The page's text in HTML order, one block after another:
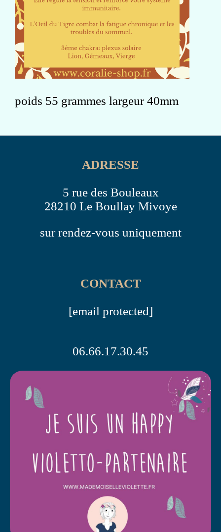
poids 55 grammes largeur 40mm
ADRESSE
5 rue des Bouleaux
28210 Le Boullay Mivoye
sur rendez-vous uniquement
CONTACT
[email protected]
06.66.17.30.45